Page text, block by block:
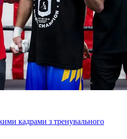
кадрами з тренувального